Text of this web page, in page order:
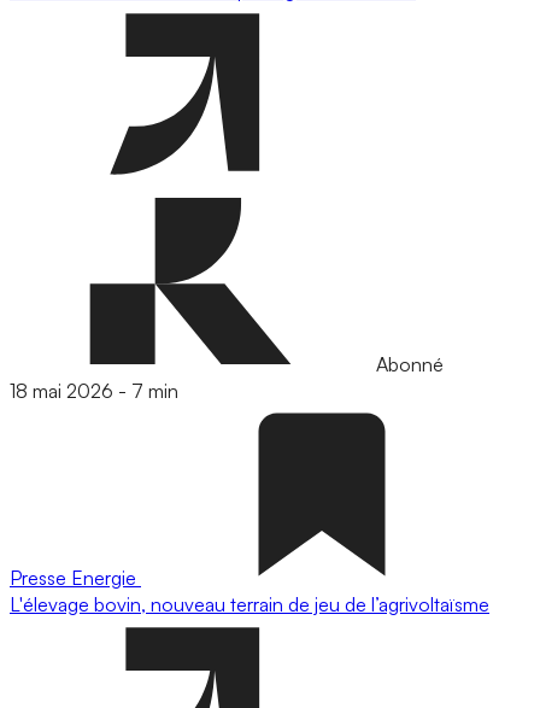
Abonné
18 mai 2026 - 7 min
Presse Energie
L'élevage bovin, nouveau terrain de jeu de l’agrivoltaïsme